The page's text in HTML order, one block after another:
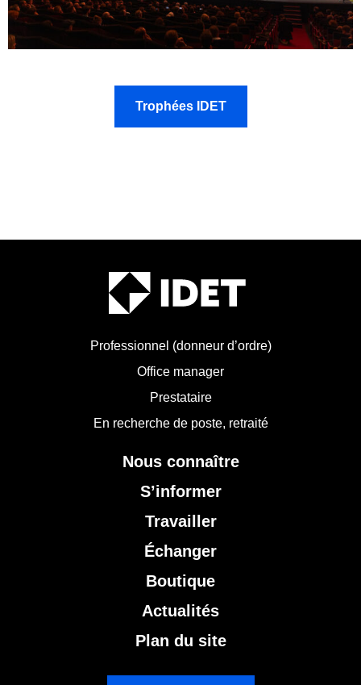
Trophées IDET
Professionnel (donneur d’ordre)
Office manager
Prestataire
En recherche de poste, retraité
Nous connaître
S’informer
Travailler
Échanger
Boutique
Actualités
Plan du site